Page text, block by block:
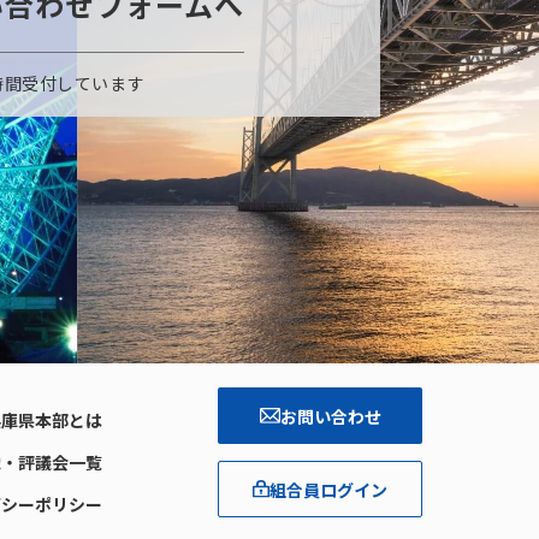
受付しています
県本部とは
評議会一覧
ーポリシー
お問い合わせ
組合員ログイン